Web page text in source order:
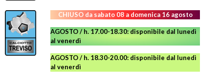
CHIUSO da sabato 08 a domenica 16 agosto
AGOSTO / h. 17.00-18.30: disponibile dal lunedì
al venerdì
AGOSTO/ h. 18.30-20.00: disponibile dal lunedì
al venerdì